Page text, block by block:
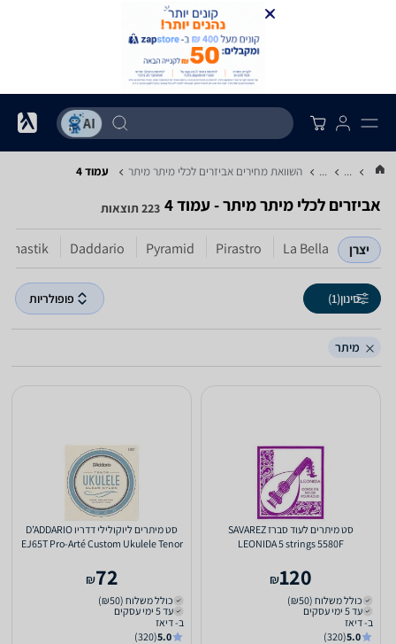
...
... השוואת מחירים אביזרים לכלי מיתר ‏מיתר עמוד 4
אביזרים לכלי מיתר ‏מיתר - עמוד 4 223 תוצאות
יצרן La Bella
Pirastro
Pyramid
Daddario
סינון(1) פופולריות
מיתר
סט מיתרים לעוד סברז SAVAREZ
LEONIDA 5 strings 5580F
120
₪
כולל משלוח (₪50)
עד 5 ימי עסקים
ב- דיאז
5.0
(320)
סט מיתרים ליוקולילי דדריו D’ADDARIO
EJ65T Pro-Arté Custom Ukulele Tenor
72
₪
כולל משלוח (₪50)
עד 5 ימי עסקים
ב- דיאז
5.0
(320)